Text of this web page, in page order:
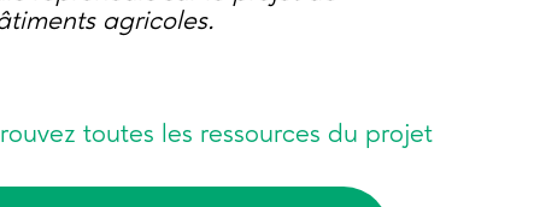
agricoles.
toutes les ressources du projet